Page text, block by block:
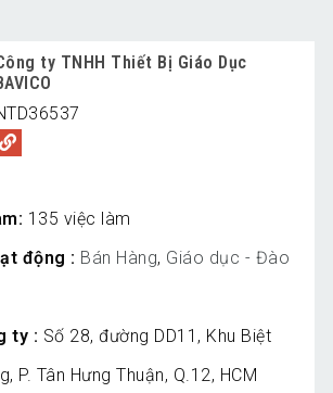
ty TNHH Thiết Bị Giáo Dục
135 việc làm
động
Bán Hàng, Giáo dục - Đào
ty
Số 28, đường DD11, Khu Biệt
P. Tân Hưng Thuận, Q.12, HCM